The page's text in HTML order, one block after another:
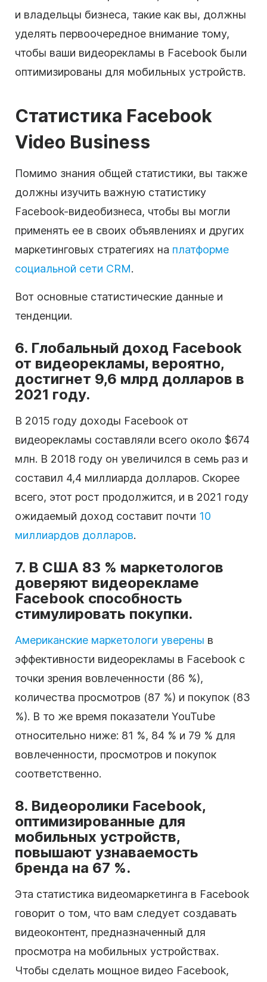
и владельцы бизнеса, такие как вы, должны
уделять первоочередное внимание тому,
чтобы ваши видеорекламы в Facebook были
оптимизированы для мобильных устройств.
Статистика Facebook
Video Business
Помимо знания общей статистики, вы также
должны изучить важную статистику
Facebook-видеобизнеса, чтобы вы могли
применять ее в своих объявлениях и других
маркетинговых стратегиях на платформе
социальной сети CRM.
Вот основные статистические данные и
тенденции.
6. Глобальный доход Facebook
от видеорекламы, вероятно,
достигнет 9,6 млрд долларов в
2021 году.
В 2015 году доходы Facebook от
видеорекламы составляли всего около $674
млн. В 2018 году он увеличился в семь раз и
составил 4,4 миллиарда долларов. Скорее
всего, этот рост продолжится, и в 2021 году
ожидаемый доход составит почти 10
миллиардов долларов.
7. В США 83 % маркетологов
доверяют видеорекламе
Facebook способность
стимулировать покупки.
Американские маркетологи уверены в
эффективности видеорекламы в Facebook с
точки зрения вовлеченности (86 %),
количества просмотров (87 %) и покупок (83
%). В то же время показатели YouTube
относительно ниже: 81 %, 84 % и 79 % для
вовлеченности, просмотров и покупок
соответственно.
8. Видеоролики Facebook,
оптимизированные для
мобильных устройств,
повышают узнаваемость
бренда на 67 %.
Эта статистика видеомаркетинга в Facebook
говорит о том, что вам следует создавать
видеоконтент, предназначенный для
просмотра на мобильных устройствах.
Чтобы сделать мощное видео Facebook,